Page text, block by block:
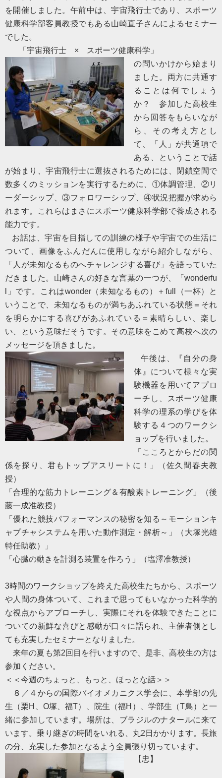
を開催しました。午前中は、宇宙飛行士であり、スポーツ
健康科学部客員教授でもある山崎直子さんによるセミナー
でした。
「宇宙飛行士 × スポーツ健康科学」
の問いかけから始まり
ました。両方に共通す
ることは何でしょう
か？ 参加した高校生
から回答をもらいなが
ら、その考え方とし
て、「人」が共通項で
ある、ということで話
が始まり、宇宙飛行士に選抜されるためには、閉鎖空間で
数多くのミッションを実行するために、①体調管理、②リ
ーダーシップ、③フォロワーシップ、④状況把握が求めら
れます。これらはまさにスポーツ健康科学部で養成される
能力です。
お話は、宇宙を目指しての訓練の様子や宇宙での生活に
ついて、画像をふんだんに使用しながら紹介しながら、
「人が未知なるものへチャレンジする喜び」を語っていた
だきました。山崎さんの好きな言葉の一つが、「 wonderfu
」です。これはwonder（未知なるもの）＋ full
（一杯）と
いうことで、未知なるものが満ちあふれている状態＝それ
を明らかにする喜びがあふれている＝素晴らしい、楽し
い、という意味だそうです。その意味をこめて高校へ次の
メッセージを頂きました。
午後は、『自分の身
体』について様々な実
験機器を用いてアプロ
ーチし、スポーツ健康
科学の理系の学びを体
験する４つのワークシ
ョップを行いました。
「こころとからだの関
係を探り、君もトップアスリートに！」（佐久間春夫教
授）
「合理的な筋力トレーニング＆有酸素トレーニング」（後
藤一成准教授）
「優れた競技パフォーマンスの秘密を知る～モーションキ
ャプチャシステムを用いた動作測定・解析～」（大塚光雄
特任助教）」
「心臓の動きを計測る装置を作ろう」（塩澤准教授）
3時間のワークショップを終えた高校生たちから、スポーツ
や人間の身体ついて、これまで思ってもいなかった科学的
な視点からアプローチし、実際にそれを体験できたことに
ついての新鮮な喜びと感動が口々に語られ、主催者側とし
ても充実したセミナーとなりました。
来年の夏も第2回目を行いますので、是非、高校生の方は
参加ください。
＜＜今週のちょっと、もっと、ほっとな話＞＞
８／４からの国際バイオメカニクス学会に、本学部の先
生（栗H O塚、福T）、院生（福H ）、学部生（T鳥）と一
緒に参加しています。場所は、ブラジルのナタールに来て
います。乗り継ぎの時間をいれる、丸2 日かかります。長旅
の分、充実した参加となるよう全員張り切っています。
【忠】